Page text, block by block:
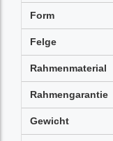
Form
Felge
Rahmenmaterial
Rahmengarantie
Gewicht